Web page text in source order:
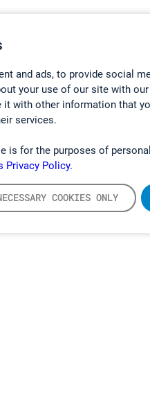
and ads, to provide social
your use of our site with
with other information that
services.
is for the purposes of
Privacy Policy.
COOKIES ONLY